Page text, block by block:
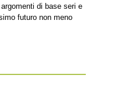
di base seri e
futuro non meno